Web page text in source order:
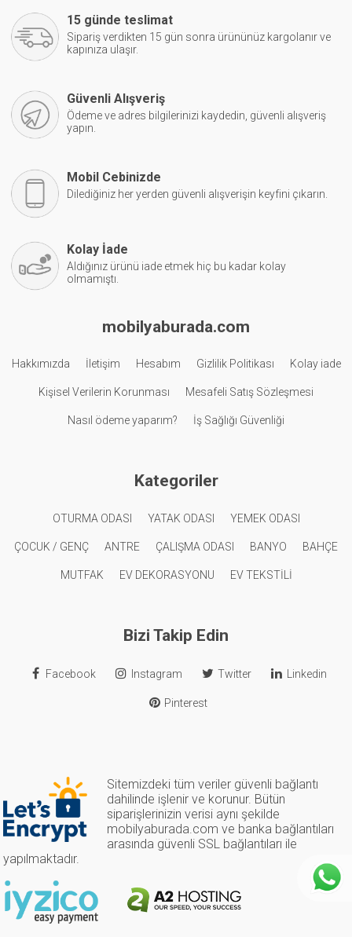
15 günde teslimat
Sipariş verdikten 15 gün sonra ürününüz kargolanır ve
kapınıza ulaşır.
Güvenli Alışveriş
Ödeme ve adres bilgilerinizi kaydedin, güvenli alışveriş
yapın.
Mobil Cebinizde
Dilediğiniz her yerden güvenli alışverişin keyfini çıkarın.
Kolay İade
Aldığınız ürünü iade etmek hiç bu kadar kolay
olmamıştı.
mobilyaburada.com
Hakkımızda İletişim Hesabım Gizlilik Politikası Kolay iade
Kişisel Verilerin Korunması Mesafeli Satış Sözleşmesi
Nasıl ödeme yaparım? İş Sağlığı Güvenliği
Kategoriler
OTURMA ODASI YATAK ODASI YEMEK ODASI
ÇOCUK / GENÇ ANTRE ÇALIŞMA ODASI BANYO BAHÇE
MUTFAK EV DEKORASYONU EV TEKSTİLİ
Bizi Takip Edin
Facebook Instagram Twitter Linkedin
Pinterest
Sitemizdeki tüm veriler güvenli bağlantı
dahilinde işlenir ve korunur. Bütün
siparişlerinizin verisi aynı şekilde
mobilyaburada.com ve banka bağlantıları
arasında güvenli SSL bağlantıları ile
yapılmaktadır.